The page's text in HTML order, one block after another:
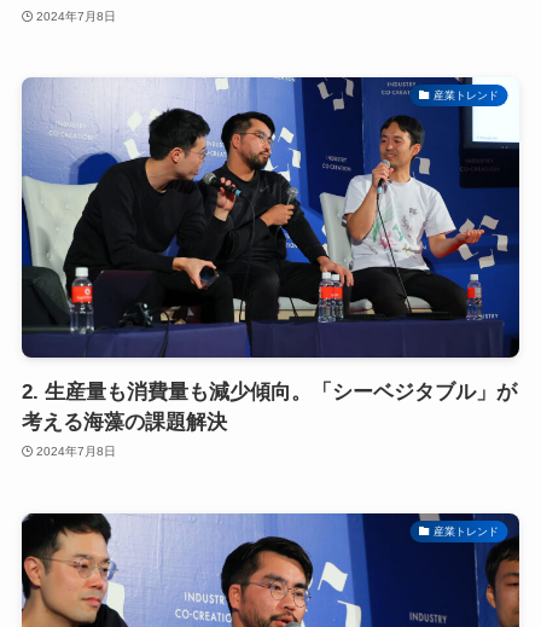
2024年7月8日
産業トレンド
2. 生産量も消費量も減少傾向。「シーベジタブル」が
考える海藻の課題解決
2024年7月8日
産業トレンド